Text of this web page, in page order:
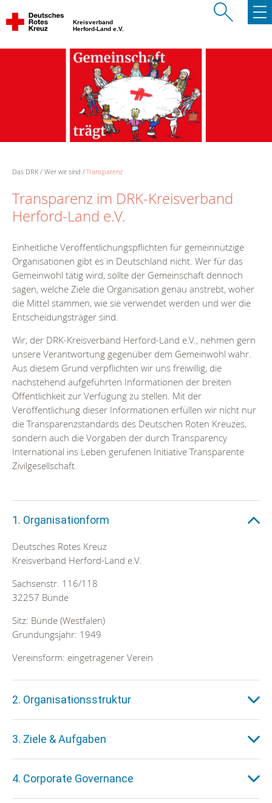
Kreisverband
Herford-Land e.V.
Das DRK Wer wir sind Transparenz
Transparenz im DRK-Kreisverband
Herford-Land e.V.
Einheitliche Veröffentlichungspflichten für gemeinnützige
Organisationen gibt es in Deutschland nicht. Wer für das
Gemeinwohl tätig wird, sollte der Gemeinschaft dennoch
sagen, welche Ziele die Organisation genau anstrebt, woher
die Mittel stammen, wie sie verwendet werden und wer die
Entscheidungsträger sind.
Wir, der DRK-Kreisverband Herford-Land e.V., nehmen gern
unsere Verantwortung gegenüber dem Gemeinwohl wahr.
Aus diesem Grund verpflichten wir uns freiwillig, die
nachstehend aufgeführten Informationen der breiten
Öffentlichkeit zur Verfügung zu stellen. Mit der
Veröffentlichung dieser Informationen erfüllen wir nicht nur
die Transparenzstandards des Deutschen Roten Kreuzes,
sondern auch die Vorgaben der durch Transparency
International ins Leben gerufenen Initiative Transparente
Zivilgesellschaft.
1. Organisationform
Deutsches Rotes Kreuz
Kreisverband Herford-Land e.V.
Sachsenstr. 116/118
32257 Bünde
Sitz: Bünde (Westfalen)
Grundungsjahr: 1949
Vereinsform: eingetragener Verein
2. Organisationsstruktur
3. Ziele & Aufgaben
4. Corporate Governance